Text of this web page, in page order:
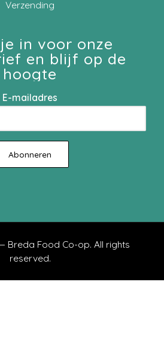
Verzending
in voor onze
en blijf op de
hoogte
E-mailadres
Breda Food Co-op. All rights
reserved.